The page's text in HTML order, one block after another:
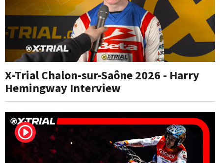
X-Trial Chalon-sur-Saône 2026 - Harry
Hemingway Interview